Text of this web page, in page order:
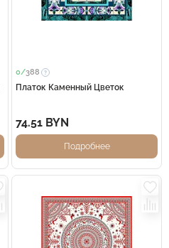
0/388
Платок Каменный Цветок
74.51 BYN
Подробнее